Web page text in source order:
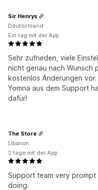
Sehr zufrieden, viele
nicht genau nach Wunsch
kostenlos Änderungen vor.
Yomna aus dem Support
dafür!
Sir Henrys
Deutschland
Ein tag mit der App
Support team very
doing.
The Store
Libanon
2 tage mit der App